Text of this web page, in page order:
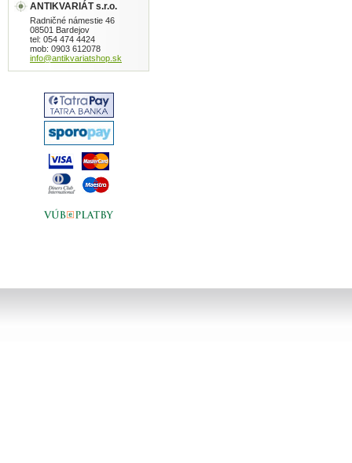
ANTIKVARIÁT s.r.o.
Radničné námestie 46
08501 Bardejov
tel: 054 474 4424
mob: 0903 612078
info@antikvariatshop.sk